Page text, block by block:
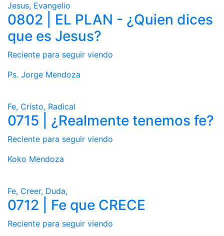
Jesus, Evangelio
0802 | EL PLAN - ¿Quien dices
que es Jesus?
Reciente para seguir viendo
Ps. Jorge Mendoza
Fe, Cristo, Radical
0715 | ¿Realmente tenemos fe?
Reciente para seguir viendo
Koko Mendoza
Fe, Creer, Duda,
0712 | Fe que CRECE
Reciente para seguir viendo